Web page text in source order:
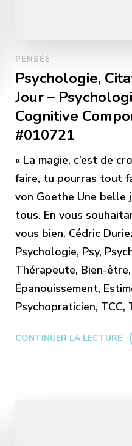
PENSÉE
Psychologie,
Jour –
Cognitive
#010721
« La magie, c’est de
faire, tu pourras tout
von Goethe Une
tous. En vous
vous bien. Cédric
Psychologie, Psy,
Thérapeute, Bien-
Épanouissement,
Psychopraticien,
CONTINUER LA LECTURE